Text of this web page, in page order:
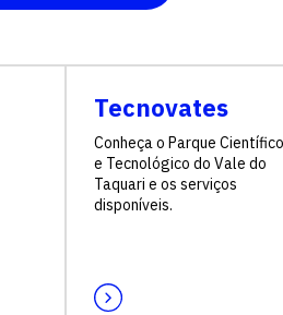
Tecnovates
Conheça o Parque Científico
e Tecnológico do Vale do
Taquari e os serviços
disponíveis.